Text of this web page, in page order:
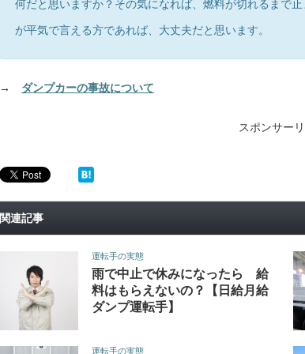
何だと思いますか？その気になれば、燃料が切れるまで
が平気で言える方であれば、大丈夫だと思います。
→ ダンプカーの事故について
スポンサー
関連記事
運転手の実態
雨で中止で休みになったら 給
料はもらえないの？【日給月給
ダンプ運転手】
運転手の実態